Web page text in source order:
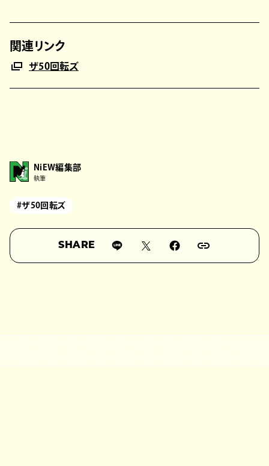
関連リンク
ザ50回転ズ
NiEW編集部
執筆
#ザ50回転ズ
SHARE